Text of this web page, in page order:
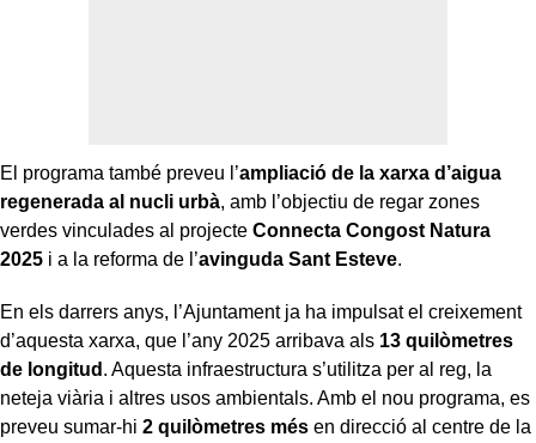
El programa també preveu l’ampliació de la xarxa d’aigua
regenerada al nucli urbà, amb l’objectiu de regar zones
verdes vinculades al projecte Connecta Congost Natura
2025 i a la reforma de l’avinguda Sant Esteve.
En els darrers anys, l’Ajuntament ja ha impulsat el creixement
d’aquesta xarxa, que l’any 2025 arribava als 13 quilòmetres
de longitud . Aquesta infraestructura s’utilitza per al reg, la
neteja viària i altres usos ambientals. Amb el nou programa, es
preveu sumar-hi 2 quilòmetres més en direcció al centre de la